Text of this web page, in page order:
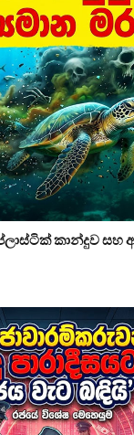
කාන්දුව සහ